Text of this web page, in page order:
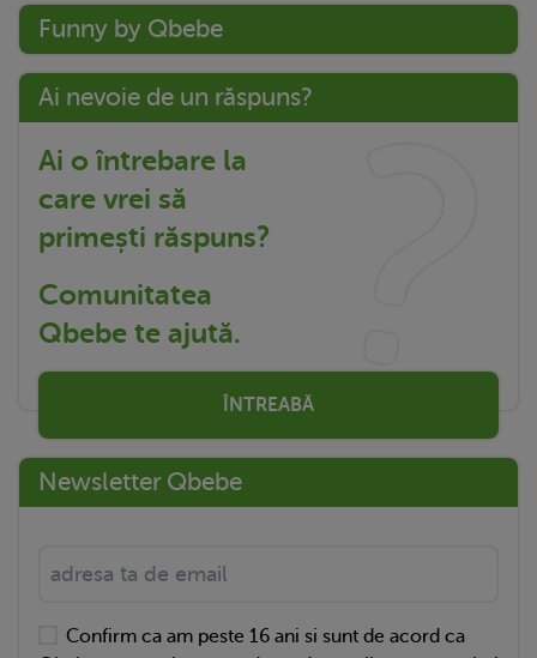
Funny by Qbebe
Ai nevoie de un răspuns?
Ai o întrebare la
care vrei să
primești răspuns?
Comunitatea
Qbebe te ajută.
ÎNTREABĂ
Newsletter Qbebe
Confirm ca am peste 16 ani si sunt de acord ca